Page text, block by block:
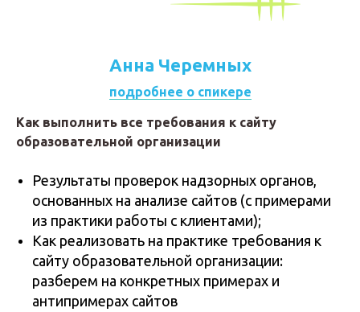
Анна Черемных
подробнее о спикере
Как выполнить все требования к сайту
образовательной организации
Результаты проверок надзорных органов,
основанных на анализе сайтов (с примерами
из практики работы с клиентами);
Как реализовать на практике требования к
сайту образовательной организации:
разберем на конкретных примерах и
антипримерах сайтов